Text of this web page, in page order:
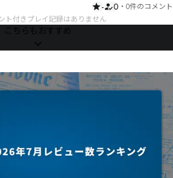
- 0 ・ 0件のコメント
ト付きプレイ記録はありません
こちらもおすすめ